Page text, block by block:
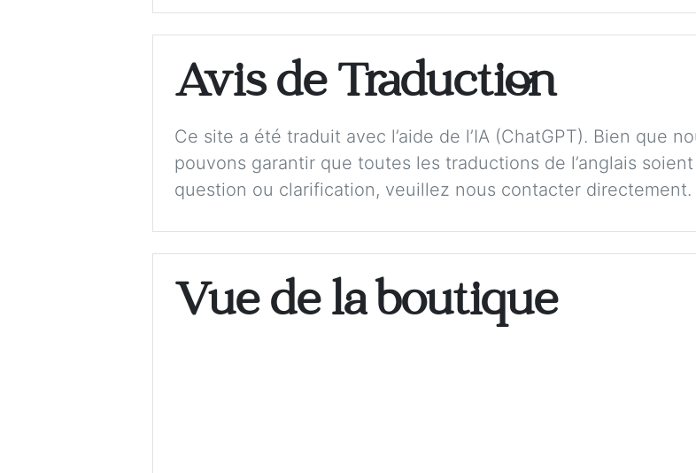
Avis de Traduction
Ce site a été traduit avec l’aide de l’IA (ChatGPT). Bien que
pouvons garantir que toutes les traductions de l’anglais
question ou clarification, veuillez nous contacter directement.
Vue de la boutique